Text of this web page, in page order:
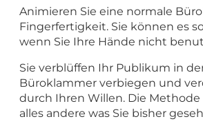
Animieren Sie eine normale
Fingerfertigkeit. Sie können es
wenn Sie Ihre Hände nicht
Sie verblüffen Ihr Publikum in
Büroklammer verbiegen und
durch Ihren Willen. Die Methode
alles andere was Sie bisher